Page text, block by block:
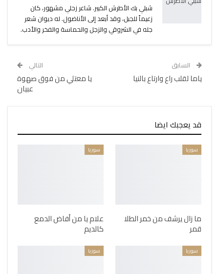
شبلي بك الأطرش الكبير. شاعر زجلي مشهور، كان
زعيماً للجبل، وقد أبعد إلى الأناضول. له ديوان شعر
جله في الشروقي والزجل والحماسة والفخر والأدب.
السابق
ياما لقلب راع وارتاع بالنيا
التالي
يا معتلي من فوق صهوة
عبيان
قد يعجبك ايضا
سوريا
ما زال يرشف من خمر الطلا
قمر
سوريا
علام يا من أفاض الدمع
كالديم
سوريا سوريا